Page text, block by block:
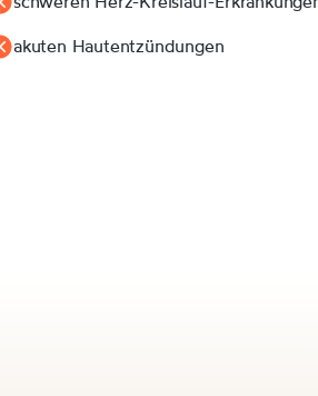
akuten Hautentzündungen